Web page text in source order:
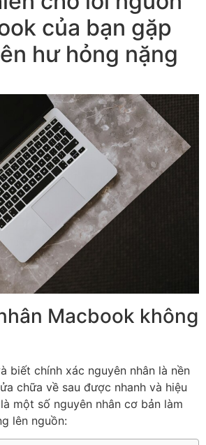
của bạn gặp
hư hỏng nặng
Macbook không
biết chính xác nguyên nhân là nền
chữa về sau được nhanh và hiệu
một số nguyên nhân cơ bản làm
lên nguồn: